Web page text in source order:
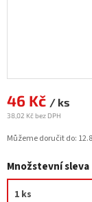
46 Kč / ks
38,02 Kč bez DPH
Měrná
cena:
Můžeme doručit do:
Množstevní sleva
1 ks